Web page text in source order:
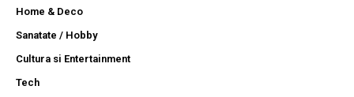
Home & Deco
Sanatate / Hobby
Cultura si Entertainment
Tech